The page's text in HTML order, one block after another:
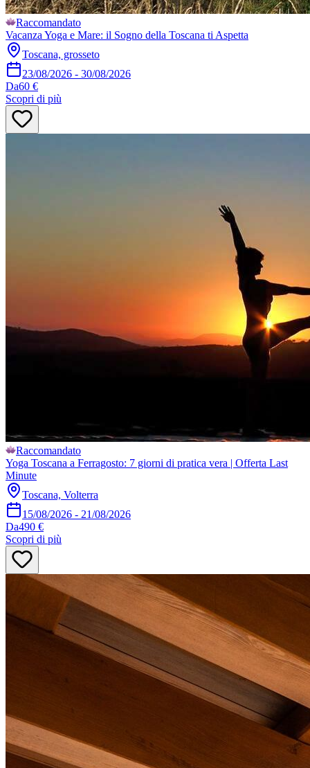
Raccomandato
Vacanza Yoga e Mare: il Sogno della Toscana ti Aspetta
Toscana, grosseto
23/08/2026 - 30/08/2026
Da60 €
Scopri di più
Raccomandato
Yoga Toscana a Ferragosto: 7 giorni di pratica vera | Offerta Last
Minute
Toscana, Volterra
15/08/2026 - 21/08/2026
Da490 €
Scopri di più